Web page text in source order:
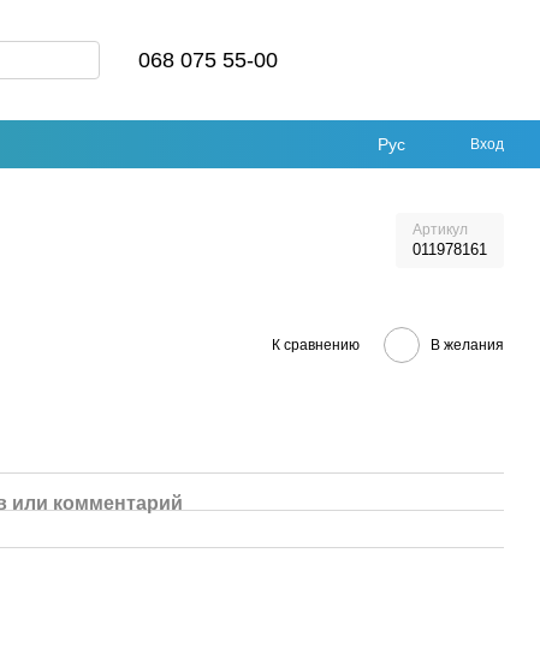
068 075 55-00
Рус Вход
Артикул
011978161
К сравнению В желания
или комментарий